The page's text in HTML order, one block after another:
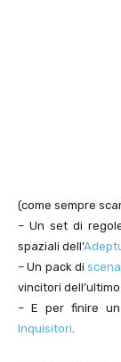
(come sempre
– Un set di
spaziali dell’
– Un pack di
vincitori
– E per finire
Inquisitori.